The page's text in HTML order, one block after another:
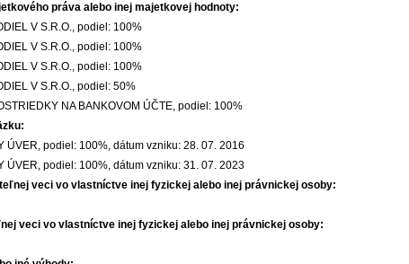
práva alebo inej majetkovej hodnoty:
V S.R.O., podiel: 100%
V S.R.O., podiel: 100%
V S.R.O., podiel: 100%
V S.R.O., podiel: 50%
NA BANKOVOM ÚČTE, podiel: 100%
ÚVER, podiel: 100%, dátum vzniku: 28. 07. 2016
ÚVER, podiel: 100%, dátum vzniku: 31. 07. 2023
veci vo vlastníctve inej fyzickej alebo inej právnickej osoby:
veci vo vlastníctve inej fyzickej alebo inej právnickej osoby: